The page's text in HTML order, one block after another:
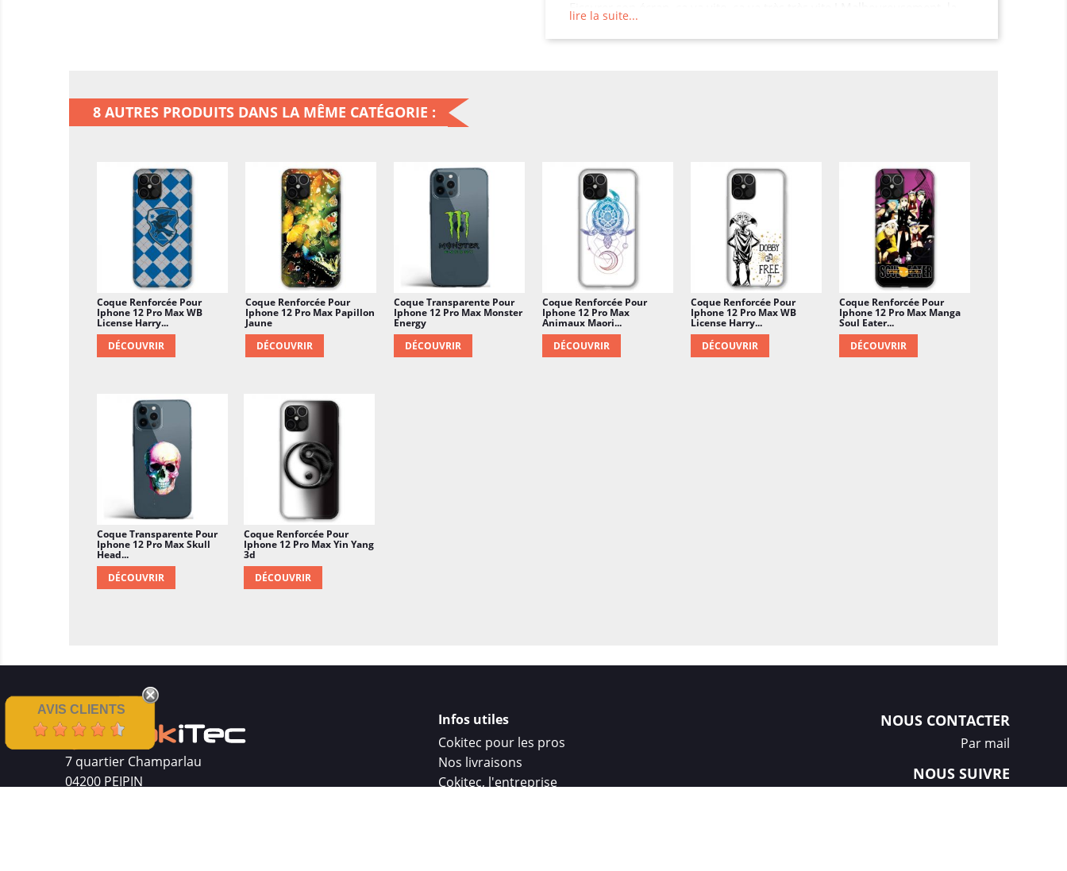
résistance d'un téléphone n'est pas proportionnelle à son prix… En plus
des fêlures d'écran, des touches qui se bloquent, on peut en plus
lire la suite...
8 AUTRES PRODUITS DANS LA MÊME CATÉGORIE :
Coque Renforcée Pour
Iphone 12 Pro Max WB
License Harry...
DÉCOUVRIR
Coque Renforcée Pour
Iphone 12 Pro Max Papillon
Jaune
DÉCOUVRIR
Coque Transparente Pour
Iphone 12 Pro Max Monster
Energy
DÉCOUVRIR
Coque Renforcée Pour
Iphone 12 Pro Max
Animaux Maori...
DÉCOUVRIR
Coque Renforcée Pour
Iphone 12 Pro Max WB
License Harry...
DÉCOUVRIR
Coque Renforcée Pour
Iphone 12 Pro Max Manga
Soul Eater...
DÉCOUVRIR
Coque Transparente Pour
Iphone 12 Pro Max Skull
Head...
DÉCOUVRIR
Coque Renforcée Pour
Iphone 12 Pro Max Yin Yang
3d
DÉCOUVRIR
7 quartier Champarlau
04200 PEIPIN
Infos utiles
Cokitec pour les pros
Nos livraisons
Cokitec, l'entreprise
NOUS CONTACTER
Par mail
NOUS SUIVRE
AVIS CLIENTS